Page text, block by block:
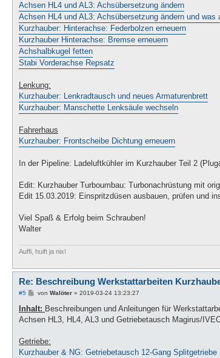
Achsen HL4 und AL3: Achsübersetzung ändern
Achsen HL4 und AL3: Achsübersetzung ändern und
Kurzhauber: Hinterachse: Federbolzen erneuern
Kurzhauber Hinterachse: Bremse erneuern
Achshalbkugel fetten
Stabi Vorderachse Repsatz
Lenkung:
Kurzhauber: Lenkradtausch und neues Armaturenbrett
Kurzhauber: Manschette Lenksäule wechseln
Fahrerhaus
Kurzhauber: Frontscheibe Dichtung erneuern
In der Pipeline: Ladeluftkühler im Kurzhauber Teil 2
Edit: Kurzhauber Turboumbau: Turbonachrüstung mit
Edit 15.03.2019: Einspritzdüsen ausbauen, prüfen und
Viel Spaß & Erfolg beim Schrauben!
Walter
Auffi, huift ja nix!
Re: Beschreibung Werkstattarbeiten
#5
B
i
t
r
von Walöter» 2019-03-24 13:23:27
Inhalt: Beschreibungen und Anleitungen für
Achsen HL3, HL4, AL3 und Getriebetausch Magirus/
Getriebe:
Kurzhauber & NG: Getriebetausch 12-Gang Splitgetriebe